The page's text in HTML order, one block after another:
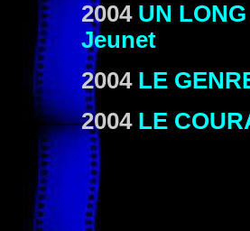
2004 UN
Jeunet
2004 LE
2004 LE